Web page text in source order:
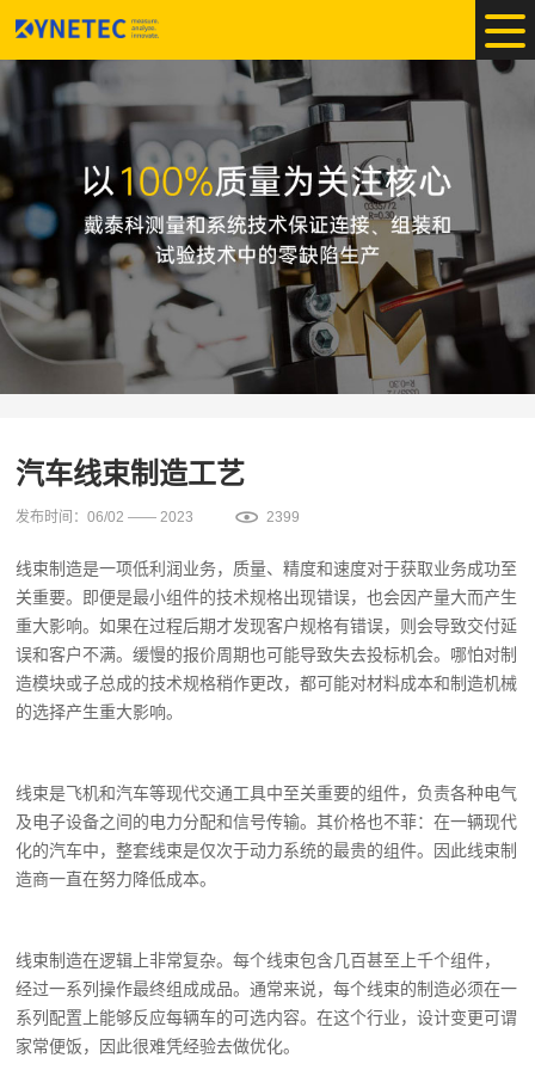
汽车线束制造工艺
发布时间：06/02 —— 2023 2399
线束制造是一项低利润业务，质量、精度和速度对于获取业务成功至
关重要。即便是最小组件的技术规格出现错误，也会因产量大而产生
重大影响。如果在过程后期才发现客户规格有错误，则会导致交付延
误和客户不满。缓慢的报价周期也可能导致失去投标机会。哪怕对制
造模块或子总成的技术规格稍作更改，都可能对材料成本和制造机械
的选择产生重大影响。
线束是飞机和汽车等现代交通工具中至关重要的组件，负责各种电气
及电子设备之间的电力分配和信号传输。其价格也不菲：在一辆现代
化的汽车中，整套线束是仅次于动力系统的最贵的组件。因此线束制
造商一直在努力降低成本。
线束制造在逻辑上非常复杂。每个线束包含几百甚至上千个组件，
经过一系列操作最终组成成品。通常来说，每个线束的制造必须在一
系列配置上能够反应每辆车的可选内容。在这个行业，设计变更可谓
家常便饭，因此很难凭经验去做优化。